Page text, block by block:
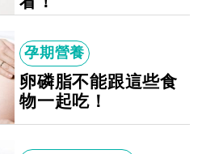
孕期營養
卵磷脂不能跟這些食
物一起吃！